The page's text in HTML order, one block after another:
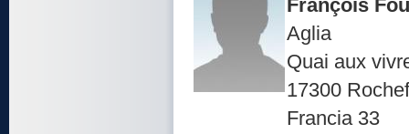
François
Aglia
Quai aux
17300
Francia 33